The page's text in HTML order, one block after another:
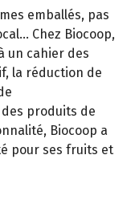
emballés, pas
Chez Biocoop,
un cahier des
la réduction de
produits de
Biocoop a
pour ses fruits et